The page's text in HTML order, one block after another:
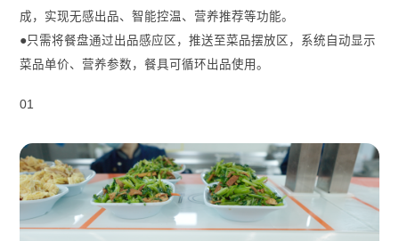
成，实现无感出品、智能控温、营养推荐等功能。
●只需将餐盘通过出品感应区，推送至菜品摆放区，系统自动显示
菜品单价、营养参数，餐具可循环出品使用。
01